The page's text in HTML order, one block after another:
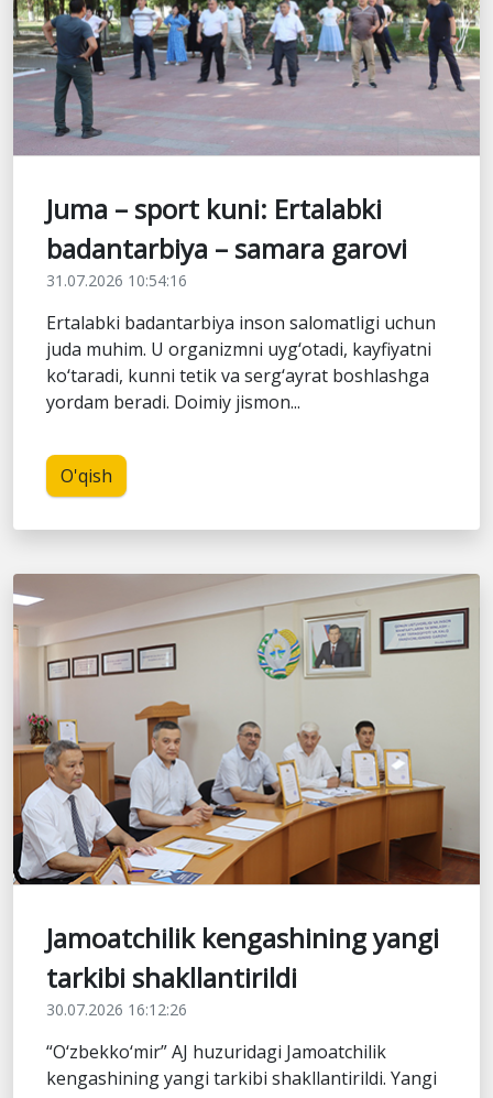
Juma – sport kuni: Ertalabki
badantarbiya – samara garovi
31.07.2026 10:54:16
Ertalabki badantarbiya inson salomatligi uchun
juda muhim. U organizmni uyg‘otadi, kayfiyatni
ko‘taradi, kunni tetik va serg‘ayrat boshlashga
yordam beradi. Doimiy jismon...
O'qish
Jamoatchilik kengashining yangi
tarkibi shakllantirildi
30.07.2026 16:12:26
“O‘zbekko‘mir” AJ huzuridagi Jamoatchilik
kengashining yangi tarkibi shakllantirildi. Yangi